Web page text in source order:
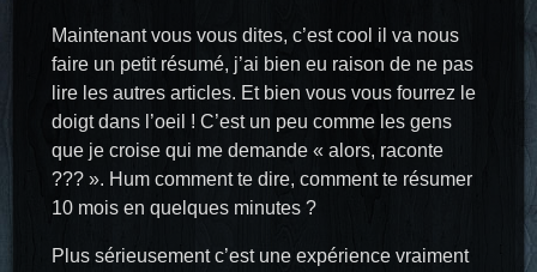
Maintenant vous vous dites, c’est cool il va nous
faire un petit résumé, j’ai bien eu raison de ne pas
lire les autres articles. Et bien vous vous fourrez le
doigt dans l’oeil ! C’est un peu comme les gens
que je croise qui me demande « alors, raconte
??? ». Hum comment te dire, comment te résumer
10 mois en quelques minutes ?
Plus sérieusement c’est une expérience vraiment